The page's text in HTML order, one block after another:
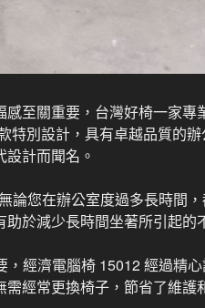
至關重要，台灣好椅一家專
特別設計，具有卓越品質的
計而聞名。
論您在辦公室度過多長時間
於減少長時間坐著所引起的
經濟電腦椅 15012 經過精
經常更換椅子，節省了維護